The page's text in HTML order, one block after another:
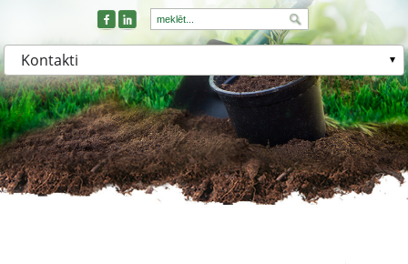
Kontakti